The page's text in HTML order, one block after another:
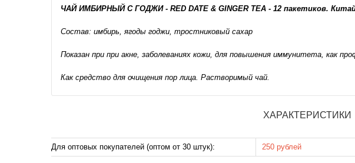
ЧАЙ ИМБИРНЫЙ С ГОДЖИ - RED DATE & GINGER TEA - 12 пакетиков.
Состав: имбирь, ягоды годжи, тростниковый сахар
Показан при при акне, заболеваниях кожи, для повышения иммунитета, как
Как средство для очищения пор лица. Растворимый чай.
ХАРАКТЕРИСТИКИ
Для оптовых покупателей (оптом от 30 штук): 250 рублей